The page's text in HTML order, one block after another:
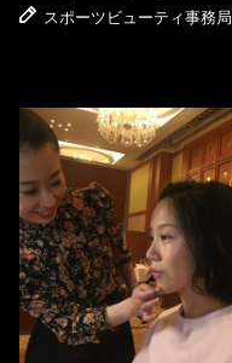
スポーツビューティ事務局